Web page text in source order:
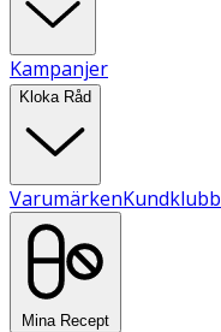
Kampanjer
Kloka Råd
VarumärkenKundklubb
Mina Recept